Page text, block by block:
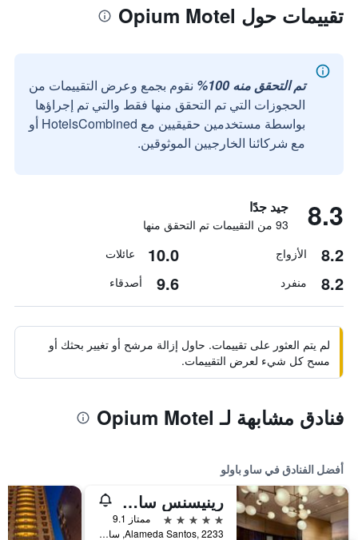
تقييمات حول Opium Motel
تم التحقق منه 100%
نقوم بجمع وعرض التقييمات من
الحجوزات التي تم التحقق منها فقط والتي تم إجراؤها
بواسطة مستخدمين حقيقيين مع HotelsCombined أو
مع شركائنا الخارجيين الموثوقين.
8.3 جيد جدًا
93 من التقييمات تم التحقق منها
8.2 الأزواج 10.0 عائلات
8.2 منفرد 9.6 أصدقاء
لم يتم العثور على تقييمات. حاول إزالة مرشح أو تغيير بحثك أو
مسح كل شيء لعرض التقييمات.
فنادق مشابهة لـ Opium Motel
أفضل الفنادق في ساو باولو
رينيسنس ساو باولو هوتل
5 نجوم
ممتاز 9.1
Alameda Santos, 2233, ساو باولو, البرازيل